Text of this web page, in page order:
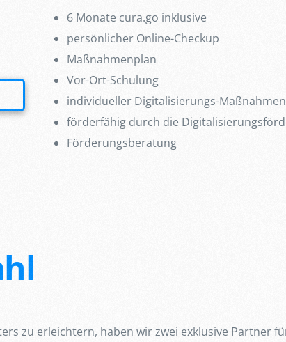
6 Monate cura.go inklusive
persönlicher Online-Checkup
Maßnahmenplan
Vor-Ort-Schulung
individueller Digitalisierungs-
förderfähig durch die
Förderungsberatung
zu erleichtern, haben wir zwei exklusive